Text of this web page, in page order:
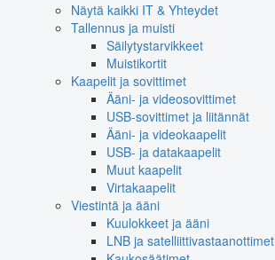
Näytä kaikki IT & Yhteydet
Tallennus ja muisti
Säilytystarvikkeet
Muistikortit
Kaapelit ja sovittimet
Ääni- ja videosovittimet
USB-sovittimet ja liitännät
Ääni- ja videokaapelit
USB- ja datakaapelit
Muut kaapelit
Virtakaapelit
Viestintä ja ääni
Kuulokkeet ja ääni
LNB ja satelliittivastaanottimet